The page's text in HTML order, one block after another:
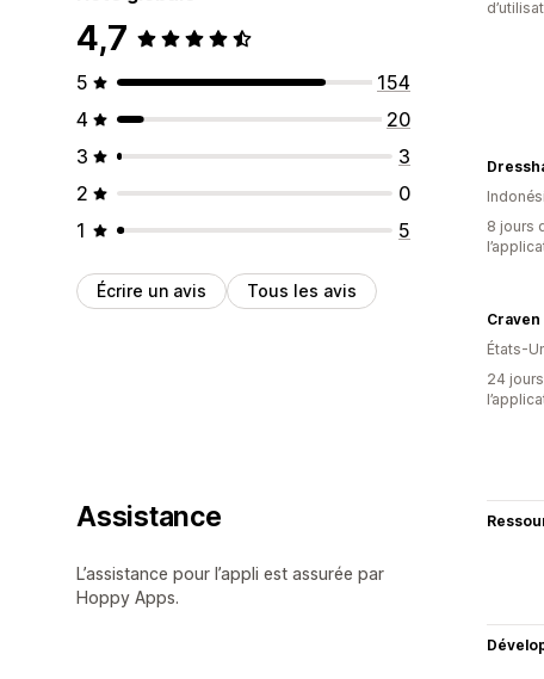
4,7
5
154
4
20
3
3
2
0
1
5
Écrire un avis Tous les avis
8 jours
États-
24
Assistance
L’assistance pour l’appli est assurée par
Hoppy Apps.